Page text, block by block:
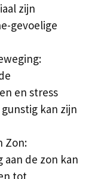
zijn
gevoelige
en stress
kan zijn
Zon:
de zon kan
tot